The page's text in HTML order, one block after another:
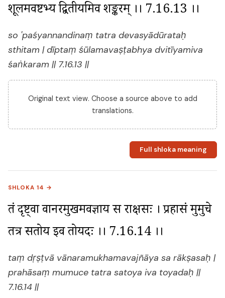
शूलमवष्टभ्य द्वितीयमिव शङ्करम् ।। 7.16.13 ।।
so 'paśyannandinaṃ tatra devasyādūrataḥ
sthitam | dīptaṃ śūlamavaṣṭabhya dvitīyamiva
śaṅkaram || 7.16.13 ||
Original text view. Choose a source above to add
translations.
Full shloka meaning
SHLOKA 14 →
तं दृष्ट्वा वानरमुखमवज्ञाय स राक्षसः । प्रहासं मुमुचे
तत्र सतोय इव तोयदः ।। 7.16.14 ।।
taṃ dṛṣṭvā vānaramukhamavajñāya sa rākṣasaḥ |
prahāsaṃ mumuce tatra satoya iva toyadaḥ ||
7.16.14 ||